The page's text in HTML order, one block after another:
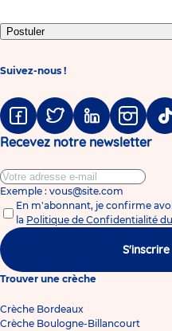
Postuler
Suivez-nous !
FacebookTwitter LinkedinInstagramTiktok
Recevez notre newsletter
Exemple : vous@site.com
En m'abonnant, je confirme
la Politique de Confidentialité
S'inscrire
Trouver une crèche
Crèche Bordeaux
Crèche Boulogne-Billancourt